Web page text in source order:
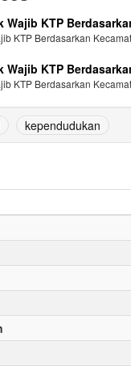
Wajib KTP
KTP Berdasarkan
Wajib KTP
KTP Berdasarkan
kependudukan